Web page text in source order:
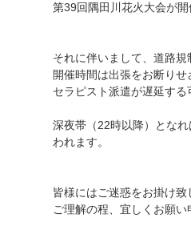
第39回隅田川花火大会が開
それに伴いまして、道路規
開催時間は出張をお断りせ
セラピスト派遣が遅延する
深夜帯（22時以降）とな
われます。
皆様にはご迷惑をお掛け致
ご理解の程、宜しくお願い